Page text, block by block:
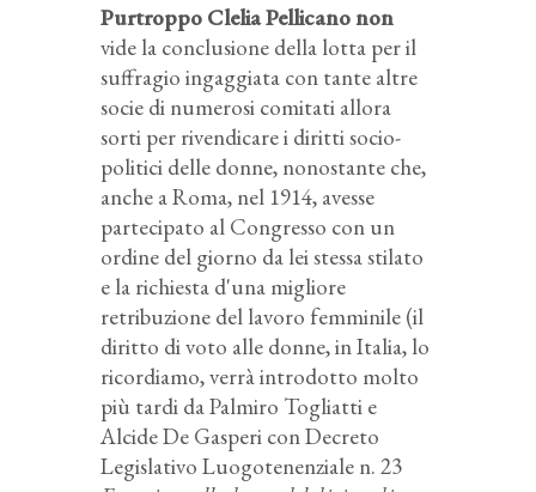
Purtroppo Clelia Pellicano non
vide la conclusione della lotta per il
suffragio ingaggiata con tante altre
socie di numerosi comitati allora
sorti per rivendicare i diritti socio-
politici delle donne, nonostante che,
anche a Roma, nel 1914, avesse
partecipato al Congresso con un
ordine del giorno da lei stessa stilato
e la richiesta d'una migliore
retribuzione del lavoro femminile (il
diritto di voto alle donne, in Italia, lo
ricordiamo, verrà introdotto molto
più tardi da Palmiro Togliatti e
Alcide De Gasperi con Decreto
Legislativo Luogotenenziale n. 23